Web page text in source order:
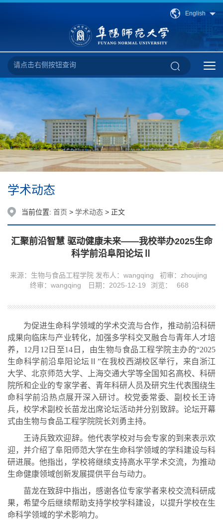
English
学术动态
当前位置: 首页 > 学术动态 > 正文
汇聚前沿智慧 驱动健康未来——我校举办2025生命
科学前沿阜阳论坛Ⅱ
来源：生物与食品工程学院 发布人：wangqing
初审：zhoujing
终审：wangqing
日期：2025-12-19 浏览： 668
为促进生命科学领域的学术交流与合作，推动前沿科研
成果向临床与产业转化，加强多学科交叉融合与青年人才培
养，12月12日至14日，由生物与食品工程学院主办的“2025
生命科学前沿阜阳论坛Ⅱ”在我校西湖校区举行，来自浙江
大学、北京师范大学、上海交通大学等全国知名高校、科研
院所和企业的专家学者、青年科研人员及研究生代表 围绕生
命科学前沿热点展开深入研讨。校党委常委、副校长王诗
兵，校学术副校长苗龙出席论坛活动并分别致辞。论坛开幕
式由生物与食品工程学院院长刘勇主持。
王诗兵致欢迎辞。他代表学校对与会专家的到来表示欢
迎，并介绍了阜阳师范大学在生命科学领域的学科建设与科
研进展。他指出，学校将继续支持高水平学术交流，为推动
生命健康领域创新发展提供平台与动力。
苗龙在致辞中指出，感谢各位专家学者来校交流科研成
果，希望今后继续帮助支持学校学科建设，以提升学校在生
命科学领域的学术影响力。